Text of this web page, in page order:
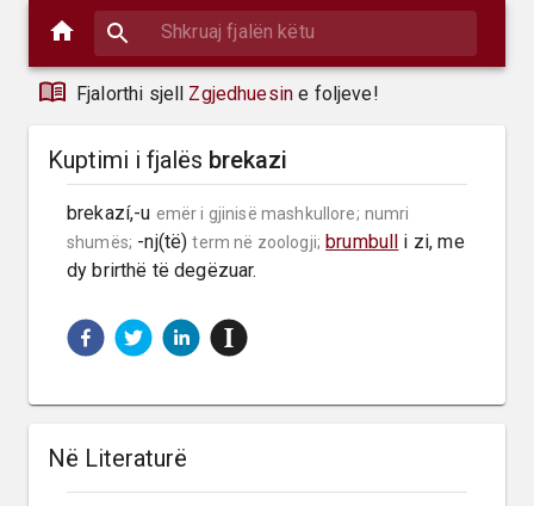
Fjalorthi sjell Zgjedhuesin e foljeve!
Kuptimi i fjalës brekazi
brekazí,-u emër i gjinisë mashkullore; numri
shumës; -nj(të) term në zoologji; brumbull i zi, me
dy brirthë të degëzuar.
Në Literaturë